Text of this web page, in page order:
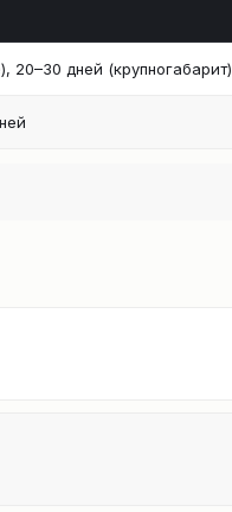
20–30 дней (крупногабарит)